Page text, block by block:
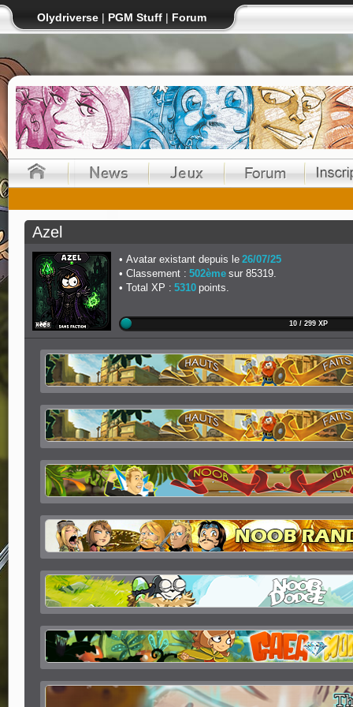
Olydriverse | PGM Stuff | Forum
Azel
Avatar existant depuis le 26/07/25
Classement : 502ème sur 85319.
Total XP : 5310 points.
10 / 299 XP